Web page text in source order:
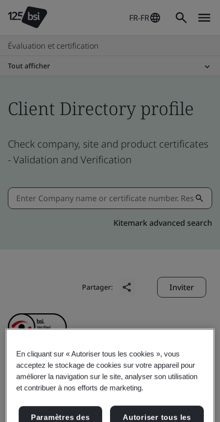
FR-FR
Évaluation et certification
Tout afficher
Client Directory profile
Check company, site and product certificates
- Validation and Verification
Kitemark advanced search
Partager: Inviter
Johnson & Johnson
Medical (Suzhou) Ltd.
En cliquant sur « Autoriser tous les cookies », vous
acceptez le stockage de cookies sur votre appareil pour
améliorer la navigation sur le site, analyser son utilisation
et contribuer à nos efforts de marketing.
Paramètres des
Autoriser tous les